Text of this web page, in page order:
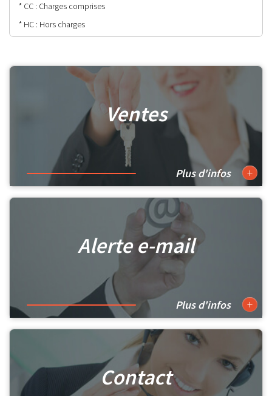
* CC : Charges comprises
* HC : Hors charges
Ventes
Plus d'infos +
Alerte e-mail
Plus d'infos +
Contact